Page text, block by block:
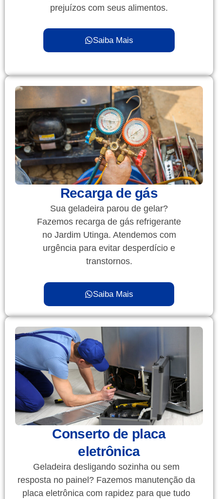
prejuízos com seus alimentos.
Saiba Mais
Recarga de gás
Sua geladeira parou de gelar?
Fazemos recarga de gás refrigerante
no Jardim Utinga. Atendemos com
urgência para evitar desperdício e
transtornos.
Saiba Mais
Conserto de placa
eletrônica
Geladeira desligando sozinha ou sem
resposta no painel? Fazemos manutenção da
placa eletrônica com rapidez para que tudo